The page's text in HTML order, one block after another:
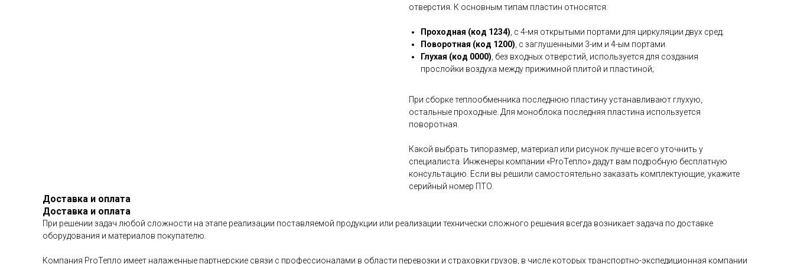
отверстия. К основным типам пластин относятся:
Проходная (код 1234), с 4-мя открытыми портами для циркуляции двух сред;
Поворотная (код 1200), с заглушенными 3-им и 4-ым портами.
Глухая (код 0000), без входных отверстий, используется для создания
прослойки воздуха между прижимной плитой и пластиной;
При сборке теплообменника последнюю пластину устанавливают глухую,
остальные проходные. Для моноблока последняя пластина используется
поворотная.
Какой выбрать типоразмер, материал или рисунок лучше всего уточнить у
специалиста. Инженеры компании «ProТепло» дадут вам подробную бесплатную
консультацию. Если вы решили самостоятельно заказать комплектующие, укажите
серийный номер ПТО.
Доставка и оплата
Доставка и оплата
При решении задач любой сложности на этапе реализации поставляемой продукции или реализации технически сложного решения всегда возникает задача по доставке
оборудования и материалов покупателю.
Компания ProТепло имеет налаженные партнерские связи с профессионалами в области перевозки и страховки грузов, в числе которых транспортно-экспедиционная компании